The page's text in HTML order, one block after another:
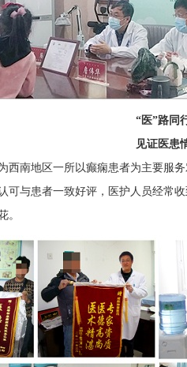
“医”路同
见证医患
西南地区一所以癫痫患者为主要服
可与患者一致好评，医护人员经常
。